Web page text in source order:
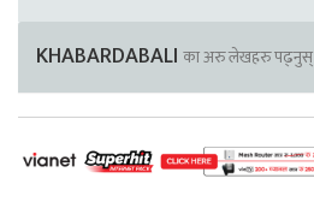
KHABARDABALI का अरु लेखहरु पढ्नुस्